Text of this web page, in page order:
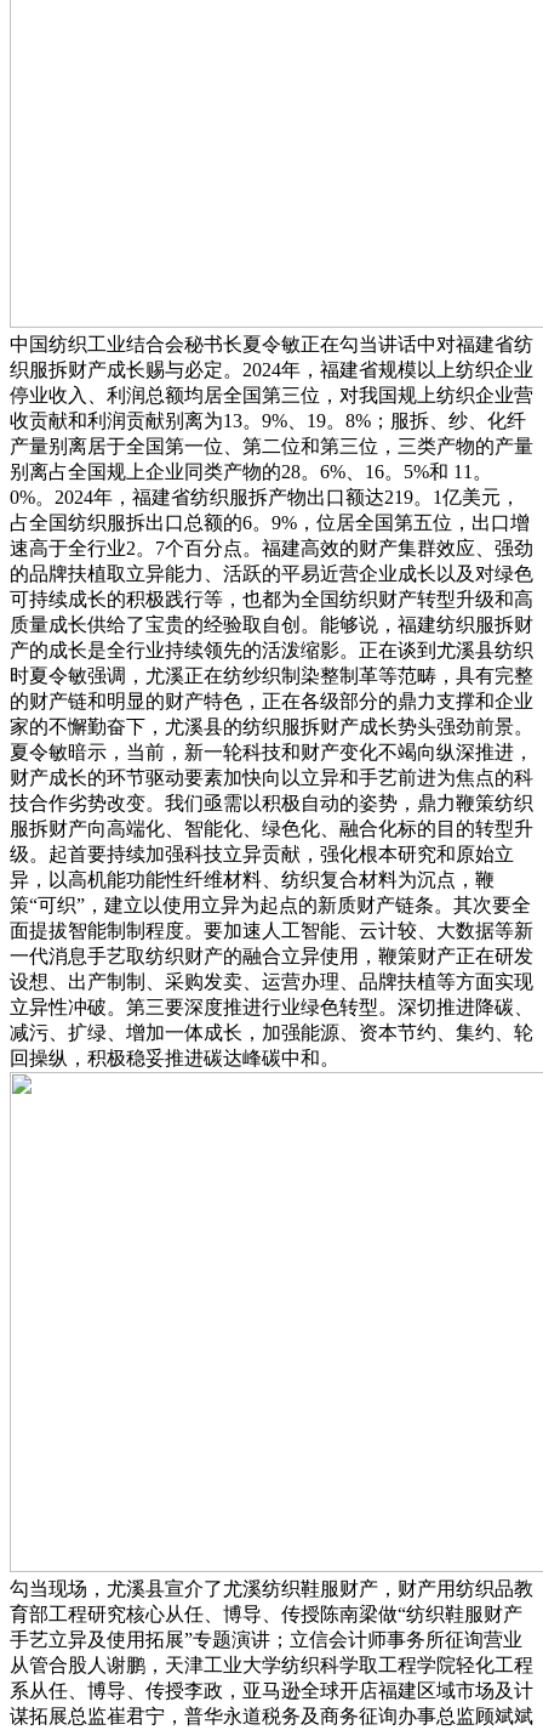
中国纺织工业结合会秘书长夏令敏正在勾当讲话中对福建省纺
织服拆财产成长赐与必定。2024年，福建省规模以上纺织企业
停业收入、利润总额均居全国第三位，对我国规上纺织企业营
收贡献和利润贡献别离为13。9%、19。8%；服拆、纱、化纤
产量别离居于全国第一位、第二位和第三位，三类产物的产量
别离占全国规上企业同类产物的28。6%、16。5%和 11。
0%。2024年，福建省纺织服拆产物出口额达219。1亿美元，
占全国纺织服拆出口总额的6。9%，位居全国第五位，出口增
速高于全行业2。7个百分点。福建高效的财产集群效应、强劲
的品牌扶植取立异能力、活跃的平易近营企业成长以及对绿色
可持续成长的积极践行等，也都为全国纺织财产转型升级和高
质量成长供给了宝贵的经验取自创。能够说，福建纺织服拆财
产的成长是全行业持续领先的活泼缩影。正在谈到尤溪县纺织
时夏令敏强调，尤溪正在纺纱织制染整制革等范畴，具有完整
的财产链和明显的财产特色，正在各级部分的鼎力支撑和企业
家的不懈勤奋下，尤溪县的纺织服拆财产成长势头强劲前景。
夏令敏暗示，当前，新一轮科技和财产变化不竭向纵深推进，
财产成长的环节驱动要素加快向以立异和手艺前进为焦点的科
技合作劣势改变。我们亟需以积极自动的姿势，鼎力鞭策纺织
服拆财产向高端化、智能化、绿色化、融合化标的目的转型升
级。起首要持续加强科技立异贡献，强化根本研究和原始立
异，以高机能功能性纤维材料、纺织复合材料为沉点，鞭
策“可织”，建立以使用立异为起点的新质财产链条。其次要全
面提拔智能制制程度。要加速人工智能、云计较、大数据等新
一代消息手艺取纺织财产的融合立异使用，鞭策财产正在研发
设想、出产制制、采购发卖、运营办理、品牌扶植等方面实现
立异性冲破。第三要深度推进行业绿色转型。深切推进降碳、
减污、扩绿、增加一体成长，加强能源、资本节约、集约、轮
回操纵，积极稳妥推进碳达峰碳中和。
勾当现场，尤溪县宣介了尤溪纺织鞋服财产，财产用纺织品教
育部工程研究核心从任、博导、传授陈南梁做“纺织鞋服财产
手艺立异及使用拓展”专题演讲；立信会计师事务所征询营业
从管合股人谢鹏，天津工业大学纺织科学取工程学院轻化工程
系从任、博导、传授李政，亚马逊全球开店福建区域市场及计
谋拓展总监崔君宁，普华永道税务及商务征询办事总监顾斌斌